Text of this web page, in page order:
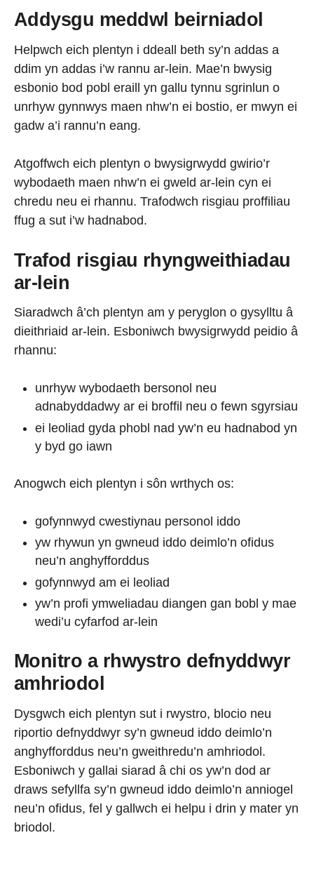
Addysgu meddwl beirniadol
Helpwch eich plentyn i ddeall beth sy’n addas a
ddim yn addas i’w rannu ar-lein. Mae’n bwysig
esbonio bod pobl eraill yn gallu tynnu sgrinlun o
unrhyw gynnwys maen nhw’n ei bostio, er mwyn ei
gadw a’i rannu’n eang.
Atgoffwch eich plentyn o bwysigrwydd gwirio’r
wybodaeth maen nhw’n ei gweld ar-lein cyn ei
chredu neu ei rhannu. Trafodwch risgiau proffiliau
ffug a sut i’w hadnabod.
Trafod risgiau rhyngweithiadau
ar-lein
Siaradwch â’ch plentyn am y peryglon o gysylltu â
dieithriaid ar-lein. Esboniwch bwysigrwydd peidio â
rhannu:
unrhyw wybodaeth bersonol neu
adnabyddadwy ar ei broffil neu o fewn sgyrsiau
ei leoliad gyda phobl nad yw’n eu hadnabod yn
y byd go iawn
Anogwch eich plentyn i sôn wrthych os:
gofynnwyd cwestiynau personol iddo
yw rhywun yn gwneud iddo deimlo’n ofidus
neu’n anghyfforddus
gofynnwyd am ei leoliad
yw’n profi ymweliadau diangen gan bobl y mae
wedi’u cyfarfod ar-lein
Monitro a rhwystro defnyddwyr
amhriodol
Dysgwch eich plentyn sut i rwystro, blocio neu
riportio defnyddwyr sy’n gwneud iddo deimlo’n
anghyfforddus neu’n gweithredu’n amhriodol.
Esboniwch y gallai siarad â chi os yw’n dod ar
draws sefyllfa sy’n gwneud iddo deimlo’n anniogel
neu’n ofidus, fel y gallwch ei helpu i drin y mater yn
briodol.